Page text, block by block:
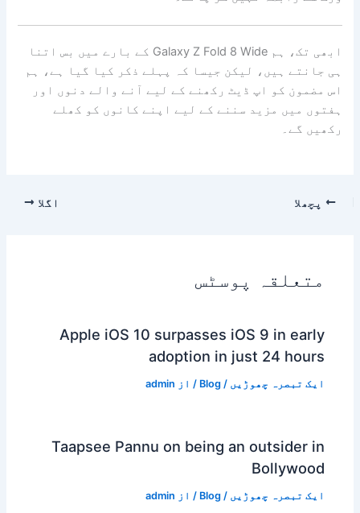
ابھی تک، ہم Galaxy Z Fold 8 Wide کے بارے میں بس اتنا
ہی جانتے ہیں، لیکن جیسا کہ پہلے ذکر کیا گیا ہے، ہم
اس مضمون کو اپ ڈیٹ رکھنے کے لیے آنے والے دنوں اور
ہفتوں میں مزید سننے کے لیے اپنے کانوں کو کھلے
رکھیں گے۔
پچھلا اگلا
متعلقہ پوسٹس
Apple iOS 10 surpasses iOS 9 in early
adoption in just 24 hours
ایک تبصرہ چھوڑیں /
Blog / از admin
Taapsee Pannu on being an outsider in
Bollywood
ایک تبصرہ چھوڑیں /
Blog / از admin